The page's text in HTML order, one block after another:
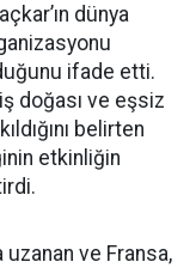
dünya
ifade etti.
doğası ve eşsiz
belirten
etkinliğin
uzanan ve Fransa,